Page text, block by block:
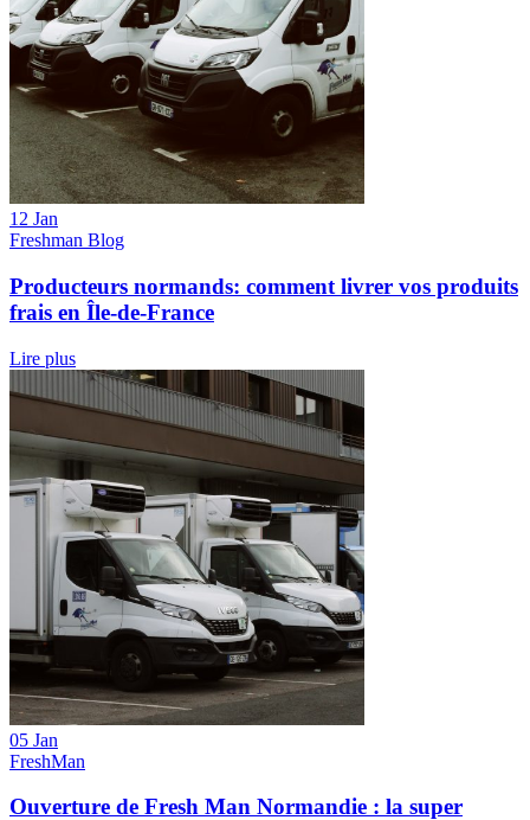
12 Jan
Freshman Blog
Producteurs normands: comment livrer vos produits
frais en Île-de-France
Lire plus
05 Jan
FreshMan
Ouverture de Fresh Man Normandie : la super